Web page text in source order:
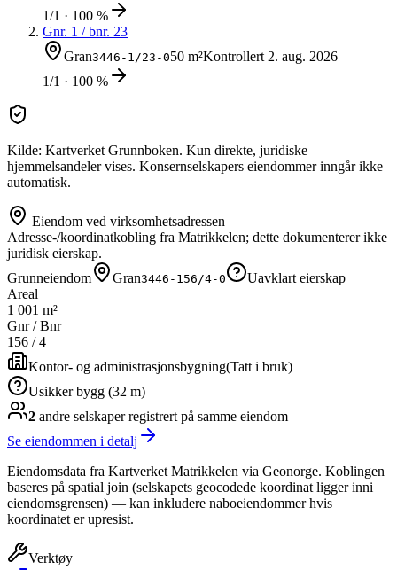
1/1 · 100 %
Gnr. 1 / bnr. 23
Gran3446-1/23-050 m²Kontrollert2. aug. 2026
1/1 · 100 %
Kilde: Kartverket Grunnboken. Kun direkte, juridiske
hjemmelsandeler vises. Konsernselskapers eiendommer inngår ikke
automatisk.
Eiendom ved virksomhetsadressen
Adresse-/koordinatkobling fra Matrikkelen; dette dokumenterer ikke
juridisk eierskap.
Grunneiendom
Gran3446-156/4-0
Uavklart eierskap
Areal
1 001 m²
Gnr / Bnr
156 /4
Kontor- og administrasjonsbygning(Tatt i bruk)
Usikker bygg (32 m)
2 andre selskaperregistrert på samme eiendom
Se eiendommen i detalj
Eiendomsdata fra Kartverket Matrikkelen via Geonorge. Koblingen
baseres på spatial join (selskapets geocodede koordinat ligger inni
eiendomsgrensen) — kan inkludere naboeiendommer hvis
koordinatet er upresist.
Verktøy